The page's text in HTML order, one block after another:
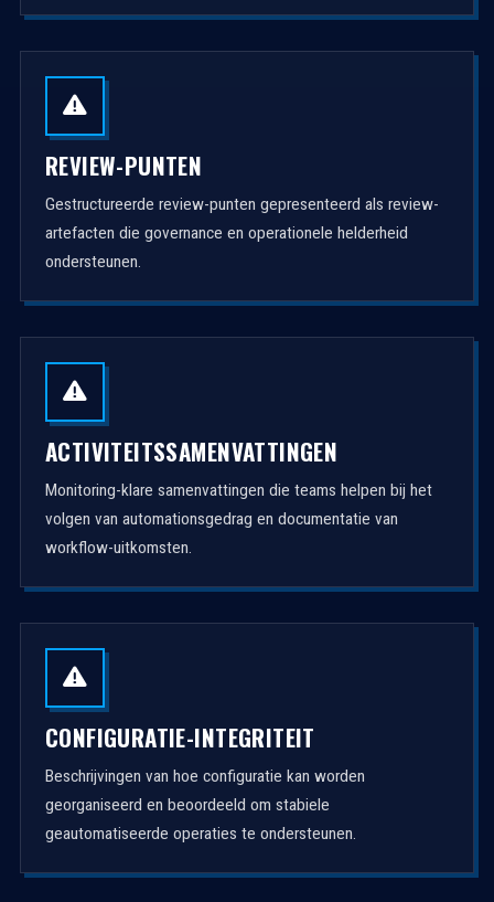
REVIEW-PUNTEN
Gestructureerde review-punten gepresenteerd als review-
artefacten die governance en operationele helderheid
ondersteunen.
ACTIVITEITSSAMENVATTINGEN
Monitoring-klare samenvattingen die teams helpen bij het
volgen van automationsgedrag en documentatie van
workflow-uitkomsten.
CONFIGURATIE-INTEGRITEIT
Beschrijvingen van hoe configuratie kan worden
georganiseerd en beoordeeld om stabiele
geautomatiseerde operaties te ondersteunen.